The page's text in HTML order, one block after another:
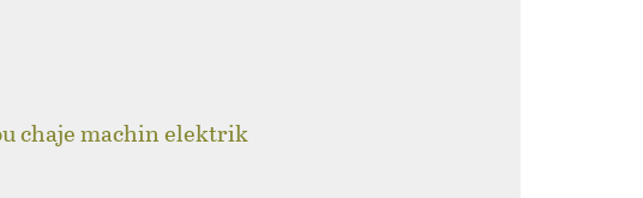
chaje machin elektrik